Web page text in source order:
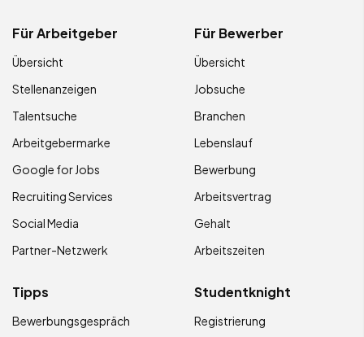
Für Arbeitgeber
Übersicht
Stellenanzeigen
Talentsuche
Arbeitgebermarke
Google for Jobs
Recruiting Services
Social Media
Partner-Netzwerk
Für Bewerber
Übersicht
Jobsuche
Branchen
Lebenslauf
Bewerbung
Arbeitsvertrag
Gehalt
Arbeitszeiten
Tipps
Bewerbungsgespräch
Studentknight
Registrierung